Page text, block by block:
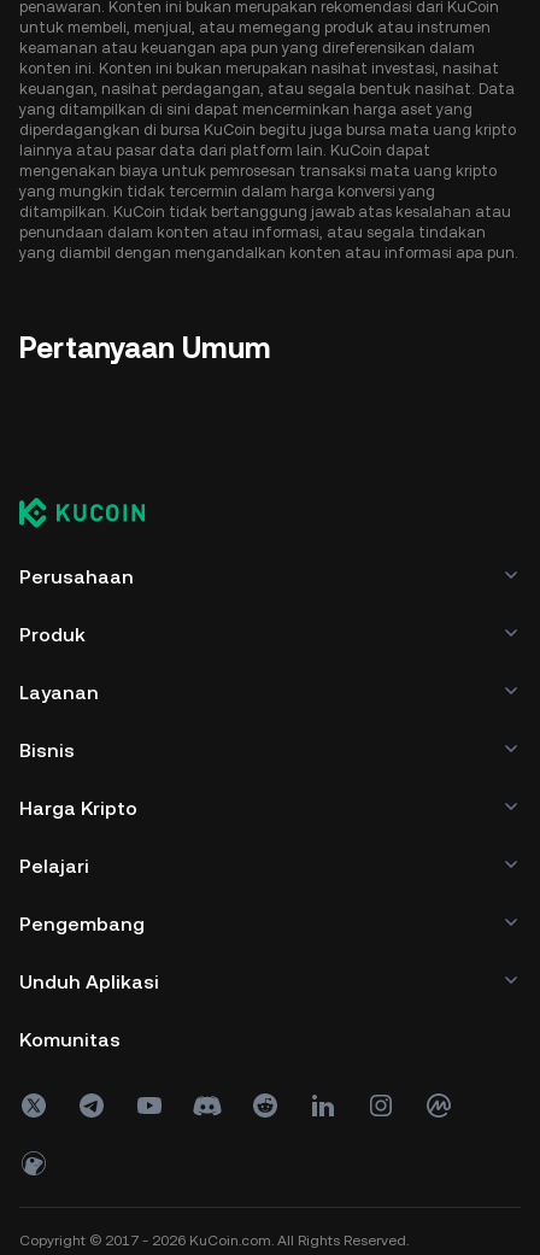
penawaran. Konten ini bukan merupakan rekomendasi dari KuCoin
untuk membeli, menjual, atau memegang produk atau instrumen
keamanan atau keuangan apa pun yang direferensikan dalam
konten ini. Konten ini bukan merupakan nasihat investasi, nasihat
keuangan, nasihat perdagangan, atau segala bentuk nasihat. Data
yang ditampilkan di sini dapat mencerminkan harga aset yang
diperdagangkan di bursa KuCoin begitu juga bursa mata uang kripto
lainnya atau pasar data dari platform lain. KuCoin dapat
mengenakan biaya untuk pemrosesan transaksi mata uang kripto
yang mungkin tidak tercermin dalam harga konversi yang
ditampilkan. KuCoin tidak bertanggung jawab atas kesalahan atau
penundaan dalam konten atau informasi, atau segala tindakan
yang diambil dengan mengandalkan konten atau informasi apa pun.
Pertanyaan Umum
Perusahaan
Produk
Layanan
Bisnis
Harga Kripto
Pelajari
Pengembang
Unduh Aplikasi
Komunitas
Copyright © 2017 - 2026 KuCoin.com. All Rights Reserved.